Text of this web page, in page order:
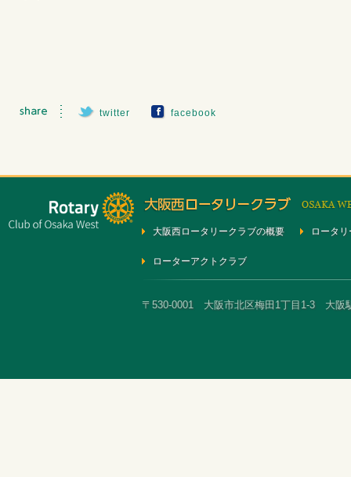
twitter facebook
大阪西ロータリークラブの概要 ロータ
ローターアクトクラブ
〒530-0001 大阪市北区梅田1丁目1-3 大阪